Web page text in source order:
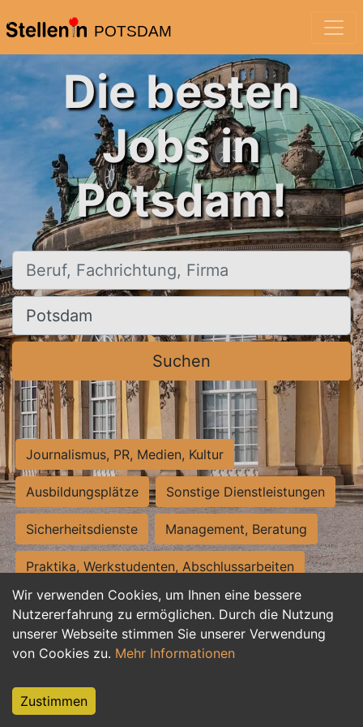
POTSDAM
Wir verwenden Cookies, um Ihnen eine bessere
Nutzererfahrung zu ermöglichen. Durch die Nutzung
unserer Webseite stimmen Sie unserer Verwendung
von Cookies zu. Mehr Informationen
Zustimmen
Die besten
Jobs in
Potsdam!
Beruf, Fachrichtung, Firma
Ort, Stadt
Suchen
Journalismus, PR, Medien, Kultur
Ausbildungsplätze Sonstige Dienstleistungen
Sicherheitsdienste Management, Beratung
Praktika, Werkstudenten, Abschlussarbeiten
Personalwesen Assistenz, Sekretariat
Hilfskräfte, Aushilfs- und Nebenjobs
Weiterbildung, Studium, duale Ausbildung